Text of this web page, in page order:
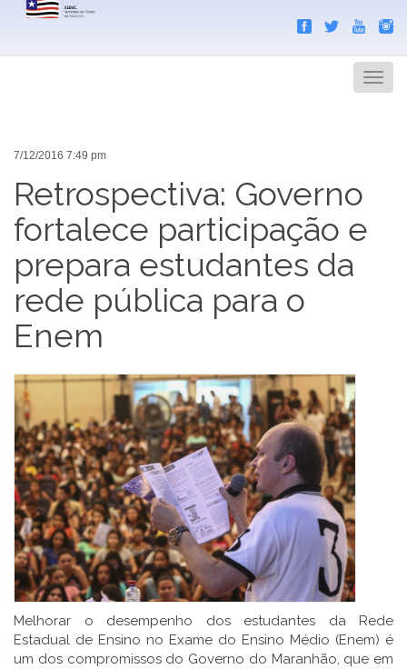
Menu
7/12/2016 7:49 pm
Retrospectiva: Governo
fortalece participação e
prepara estudantes da
rede pública para o
Enem
Melhorar o desempenho dos estudantes da Rede
Estadual de Ensino no Exame do Ensino Médio (Enem) é
um dos compromissos do Governo do Maranhão, que em